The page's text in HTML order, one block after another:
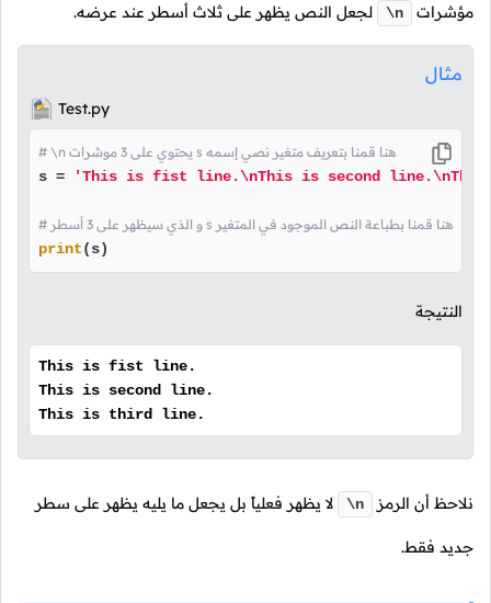
مؤشرات \n لجعل النص يظهر على ثلاث أسطر عند عرضه.
مثال
Test.py
# \n يحتوي على 3 موشرات s هنا قمنا بتعريف متغير نصي إسمه
s = 'This is fist line.\nThis is second
# و الذي سيظهر على 3 أسطر s هنا قمنا بطباعة النص الموجود في المتغير
print(s)
النتيجة
This is fist line.
This is second line.
This is third line.
نلاحظ أن الرمز \n لا يظهر فعلياً بل يجعل ما يليه يظهر على سطر
جديد فقط.